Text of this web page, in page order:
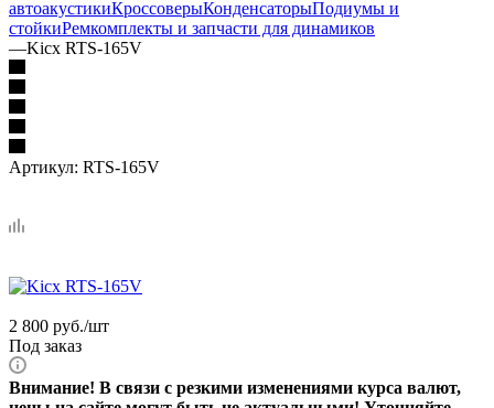
автоакустикиКроссоверыКонденсаторыПодиумы и
стойкиРемкомплекты и запчасти для динамиков
—Kicx RTS-165V
Артикул: RTS-165V
2 800 руб./шт
Под заказ
Внимание! В связи с резкими изменениями курса валют,